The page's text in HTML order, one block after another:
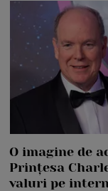
O imagine de
Prințesa
valuri pe